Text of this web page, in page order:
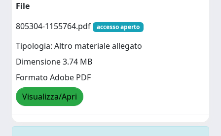
File
805304-1155764.pdf
accesso aperto
Tipologia: Altro materiale allegato
Dimensione 3.74 MB
Formato Adobe PDF
Visualizza/Apri